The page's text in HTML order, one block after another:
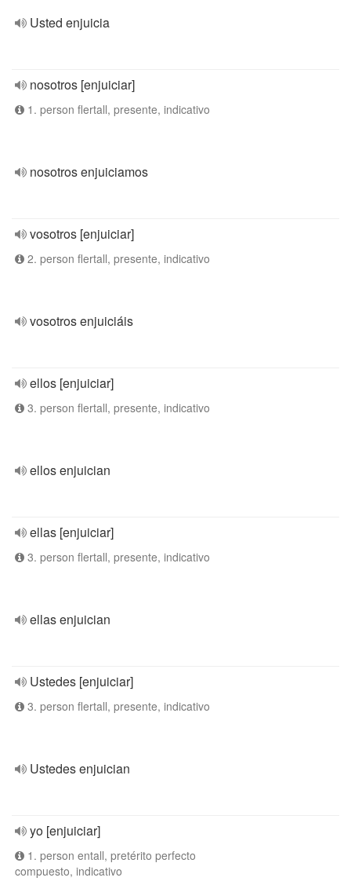
Usted enjuicia
nosotros [enjuiciar]
1. person flertall, presente, indicativo
nosotros enjuiciamos
vosotros [enjuiciar]
2. person flertall, presente, indicativo
vosotros enjuiciáis
ellos [enjuiciar]
3. person flertall, presente, indicativo
ellos enjuician
ellas [enjuiciar]
3. person flertall, presente, indicativo
ellas enjuician
Ustedes [enjuiciar]
3. person flertall, presente, indicativo
Ustedes enjuician
yo [enjuiciar]
1. person entall, pretérito perfecto
compuesto, indicativo